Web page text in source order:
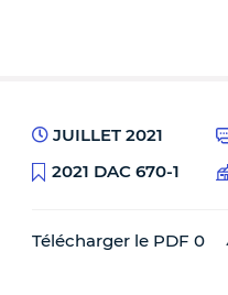
JUILLET 2021
2021 DAC 670-1
Télécharger le PDF 0